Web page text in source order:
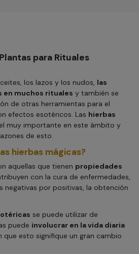
para Rituales
los lazos y los nudos, las
en muchos rituales y también se
de otras herramientas para el
efectos esotéricos. Las hierbas
muy importante en este ámbito y
de esto.
hierbas mágicas?
aquellas que tienen propiedades
con la cura de enfermedades,
negativas por positivas, la obtención
se puede utilizar de
puede involucrar en la vida diaria
que esto signifique un gran cambio